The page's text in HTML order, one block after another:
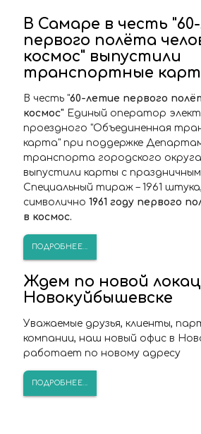
В Самаре в честь
первого полёта
космос" выпустили
транспортные
В честь "60-летие первого
космос" Единый оператор
проездного "Объединенная
карта" при поддержке
транспорта городского
выпустили карты с
Специальный тираж – 1961
символично 1961 году первого
в космос.
ПОДРОБНЕЕ...
Ждем по новой
Новокуйбышевске
Уважаемые друзья, клиенты,
компании, наш новый офис в
работает по новому адресу
ПОДРОБНЕЕ...